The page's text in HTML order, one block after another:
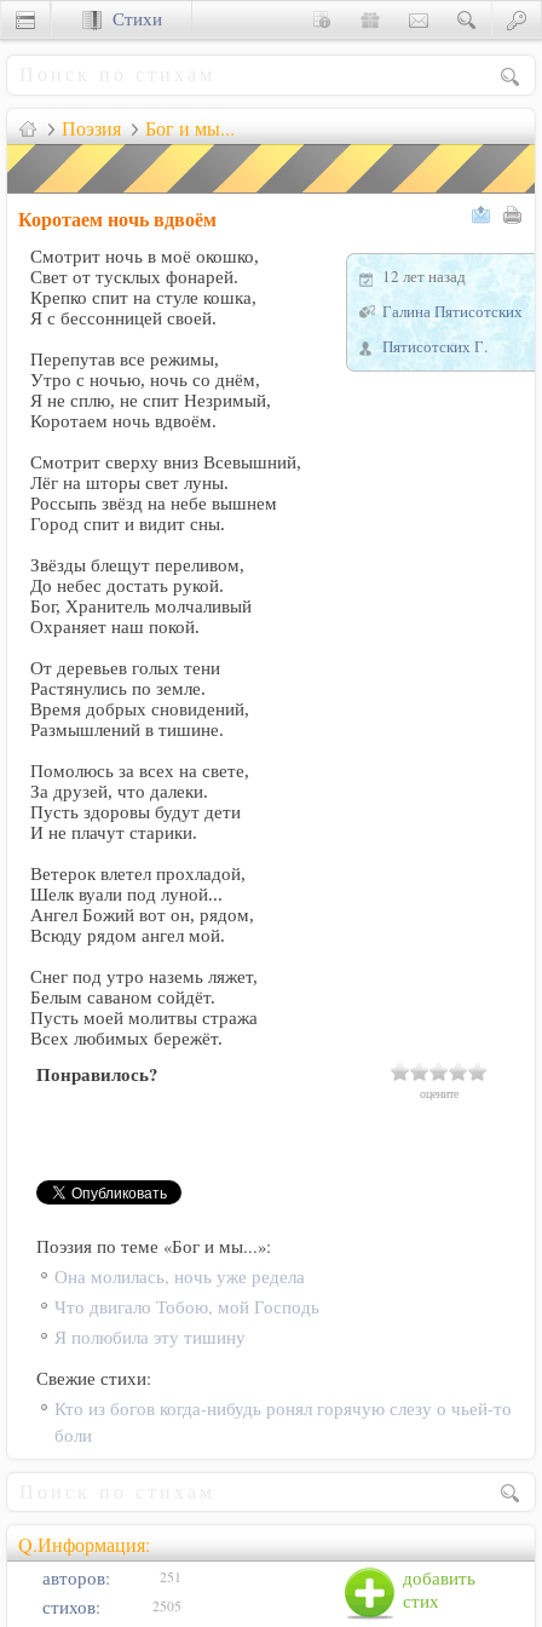
Поэзия Бог и мы...
Коротаем ночь вдвоём
12 лет назад
Галина Пятисотских
Пятисотских Г.
Смотрит ночь в моё окошко,
Свет от тусклых фонарей.
Крепко спит на стуле кошка,
Я с бессонницей своей.
Перепутав все режимы,
Утро с ночью, ночь со днём,
Я не сплю, не спит Незримый,
Коротаем ночь вдвоём.
Смотрит сверху вниз Всевышний,
Лёг на шторы свет луны.
Россыпь звёзд на небе вышнем
Город спит и видит сны.
Звёзды блещут переливом,
До небес достать рукой.
Бог, Хранитель молчаливый
Охраняет наш покой.
От деревьев голых тени
Растянулись по земле.
Время добрых сновидений,
Размышлений в тишине.
Помолюсь за всех на свете,
За друзей, что далеки.
Пусть здоровы будут дети
И не плачут старики.
Ветерок влетел прохладой,
Шелк вуали под луной...
Ангел Божий вот он, рядом,
Всюду рядом ангел мой.
Снег под утро наземь ляжет,
Белым саваном сойдёт.
Пусть моей молитвы стража
Всех любимых бережёт.
Понравилось?
оцените
Поэзия по теме «Бог и мы...»:
Она молилась, ночь уже редела
Что двигало Тобою, мой Господь
Я полюбила эту тишину
Свежие стихи:
Кто из богов когда-нибудь ронял горячую слезу о чьей-то
боли
Q.Информация:
добавить
стих
авторов: 251
стихов: 2505
Стихи